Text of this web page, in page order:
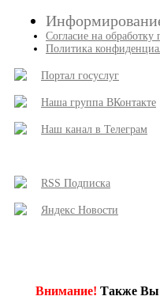
Согласие на
Политика
Портал госуслуг
Наша группа ВКонтакте
Наш канал в Телеграм
RSS Подписка
Яндекс Новости
Внимание! Также Вы